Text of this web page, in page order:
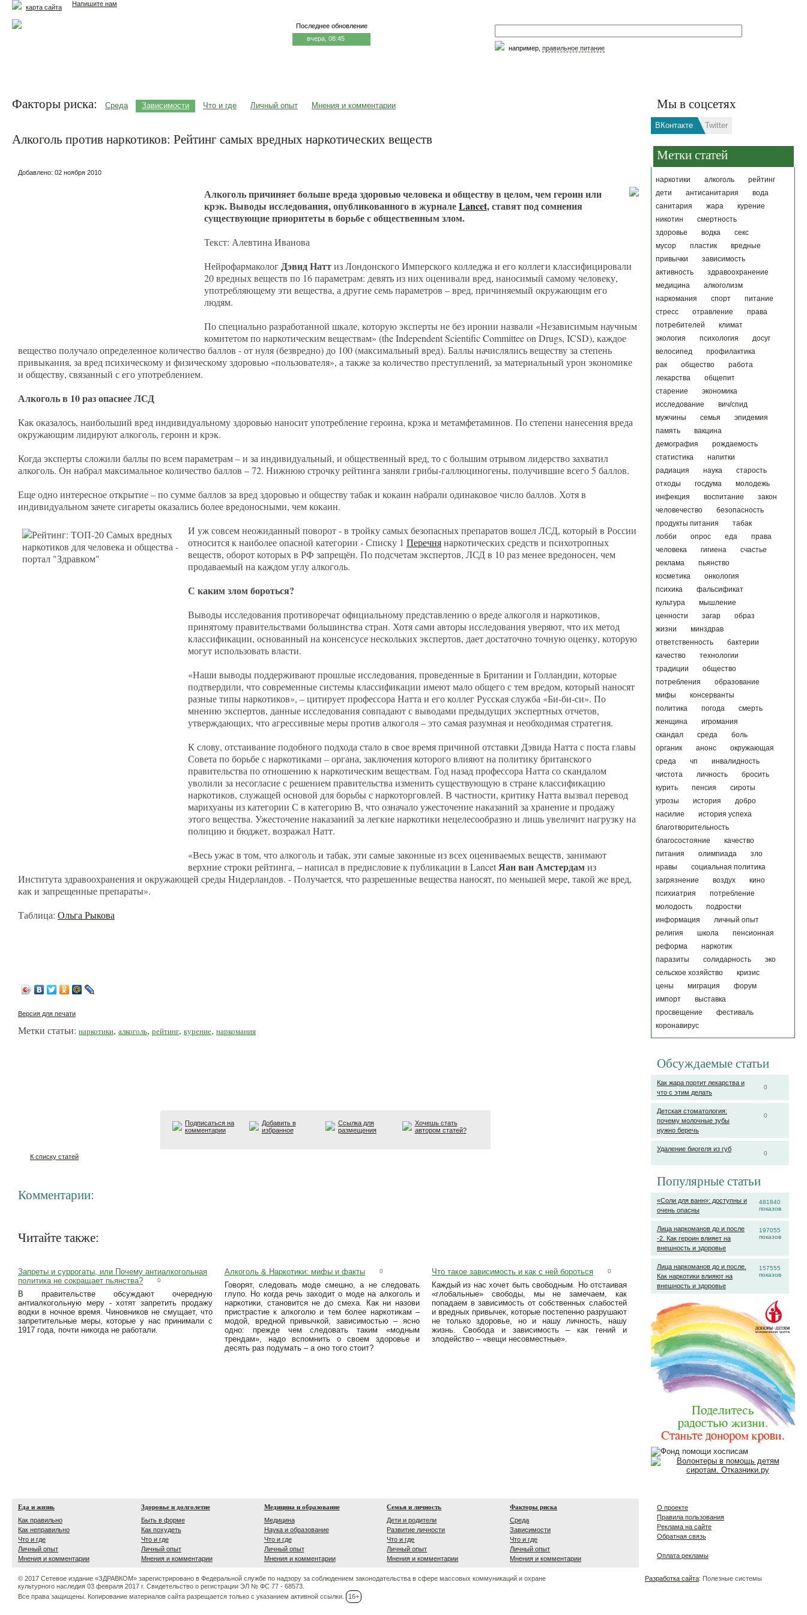
Напишите нам
например, правильное питание
карта сайта
Последнее обновление
вчера, 08:45
Мы в соцсетях
ВКонтакте Twitter
Метки статей
наркотики алкоголь
рейтинг
дети
антисанитария
вода
санитария
жара
курение
никотин
смертность
здоровье
водка
секс
мусор
пластик
вредные
привычки
зависимость
активность
здравоохранение
медицина
алкоголизм
наркомания
спорт
питание
стресс
отравление
права
потребителей
климат
экология
психология
досуг
велосипед
профилактика
рак
общество
работа
лекарства
общепит
старение
экономика
исследование
вич/спид
мужчины
семья
эпидемия
память
вакцина
демография
рождаемость
статистика
напитки
радиация
наука
старость
отходы
госдума
молодежь
инфекция
воспитание
закон
человечество
безопасность
продукты питания
табак
лобби
опрос еда
права
человека
гигиена
счастье
реклама
пьянство
косметика
онкология
психика
фальсификат
культура
мышление
ценности
загар
образ
жизни
минздрав
ответственность
бактерии
качество
технологии
традиции
общество
потребления
образование
мифы
консерванты
политика
погода
смерть
женщина
игромания
скандал
среда
боль
органик
анонс
окружающая
среда
чп
инвалидность
чистота
личность
бросить
курить
пенсия
сироты
угрозы
история
добро
насилие
история успеха
благотворительность
благосостояние
качество
питания
олимпиада
зло
нравы
социальная политика
загрязнение
воздух
кино
психиатрия
потребление
молодость
подростки
информация
личный опыт
религия
школа
пенсионная
реформа
наркотик
паразиты
солидарность
эко
сельское хозяйство
кризис
цены
миграция
форум
импорт
выставка
просвещение
фестиваль
коронавирус
Обсуждаемые статьи
0
Как жара портит лекарства и
что с этим делать
0
Детская стоматология:
почему молочные зубы
нужно беречь
0
Удаление биогеля из губ
Популярные статьи
481840
показов
«Соли для ванн»: доступны и
очень опасны
197055
показов
Лица наркоманов до и после
-2. Как героин влияет на
внешность и здоровье
157555
показов
Лица наркоманов до и после.
Как наркотики влияют на
внешность и здоровье
Факторы риска: Среда Зависимости Что и где Личный опыт Мнения и комментарии
Алкоголь против наркотиков: Рейтинг самых вредных наркотических веществ
Добавлено: 02 ноября 2010
Алкоголь причиняет больше вреда здоровью человека и обществу в целом, чем героин или
крэк. Выводы исследования, опубликованного в журналеLancet, ставят под сомнения
существующие приоритеты в борьбе с общественным злом.
Текст: Алевтина Иванова
НейрофармакологДэвид Наттиз Лондонского Имперского колледжа и его коллеги классифицировали
20 вредных веществ по 16 параметрам: девять из них оценивали вред, наносимый самому человеку,
употребляющему эти вещества, а другие семь параметров – вред, причиняемый окружающим его
людям.
По специально разработанной шкале, которую эксперты не без иронии назвали «Независимым научным
комитетом по наркотическим веществам» (the Independent Scientific Committee on Drugs, ICSD), каждое
вещество получало определенное количество баллов - от нуля (безвредно) до 100 (максимальный вред). Баллы начислялись веществу за степень
привыкания, за вред психическому и физическому здоровью «пользователя», а также за количество преступлений, за материальный урон экономике
и обществу, связанный с его употреблением.
Алкоголь в 10 раз опаснее ЛСД
Как оказалось, наибольший вред индивидуальному здоровью наносит употребление героина, крэка и метамфетаминов. По степени нанесения вреда
окружающим лидируют алкоголь, героин и крэк.
Когда эксперты сложили баллы по всем параметрам – и за индивидуальный, и общественный вред, то с большим отрывом лидерство захватил
алкоголь. Он набрал максимальное количество баллов – 72. Нижнюю строчку рейтинга заняли грибы-галлюциногены, получившие всего 5 баллов.
Еще одно интересное открытие – по сумме баллов за вред здоровью и обществу табак и кокаин набрали одинаковое число баллов. Хотя в
индивидуальном зачете сигареты оказались более вредоносными, чем кокаин.
И уж совсем неожиданный поворот - в тройку самых безопасных препаратов вошел ЛСД, который в России
относится к наиболее опасной категории - Списку 1 Перечнянаркотических средств и психотропных
веществ, оборот которых в РФ запрещён. По подсчетам экспертов, ЛСД в 10 раз менее вредоносен, чем
продаваемый на каждом углу алкоголь.
С каким злом бороться?
Выводы исследования противоречат официальному представлению о вреде алкоголя и наркотиков,
принятому правительствами большинства стран. Хотя сами авторы исследования уверяют, что их метод
классификации, основанный на консенсусе нескольких экспертов, дает достаточно точную оценку, которую
могут использовать власти.
«Наши выводы поддерживают прошлые исследования, проведенные в Британии и Голландии, которые
подтвердили, что современные системы классификации имеют мало общего с тем вредом, который наносят
разные типы наркотиков», – цитирует профессора Натта и его коллег Русская служба «Би-би-си». По
мнению экспертов, данные исследования совпадают с выводами предыдущих экспертных отчетов,
утверждающих, что агрессивные меры против алкоголя – это самая разумная и необходимая стратегия.
К слову, отстаивание подобного подхода стало в свое время причиной отставки Дэвида Натта с поста главы
Совета по борьбе с наркотиками – органа, заключения которого влияют на политику британского
правительства по отношению к наркотическим веществам. Год назад профессора Натта со скандалом
уволили за несогласие с решением правительства изменить существующую в стране классификацию
наркотиков, служащей основой для борьбы с наркоторговлей. В частности, критику Натта вызвал перевод
марихуаны из категории С в категорию В, что означало ужесточение наказаний за хранение и продажу
этого вещества. Ужесточение наказаний за легкие наркотики нецелесообразно и лишь увеличит нагрузку на
полицию и бюджет, возражал Натт.
«Весь ужас в том, что алкоголь и табак, эти самые законные из всех оцениваемых веществ, занимают
верхние строки рейтинга, – написал в предисловие к публикации в LancetЯан ван Амстердамиз
Института здравоохранения и окружающей среды Нидерландов. - Получается, что разрешенные вещества наносят, по меньшей мере, такой же вред,
как и запрещенные препараты».
Таблица: Ольга Рыкова
Версия для печати
Метки статьи: наркотики, алкоголь, рейтинг, курение, наркомания
Подписаться на
комментарии
Добавить в
избранное
Ссылка для
размещения
Хочешь стать
автором статей?
К списку статей
Комментарии:
Читайте также:
Запреты и суррогаты, или Почему антиалкогольная
политика не сокращает пьянства?
0
В правительстве обсуждают очередную
антиалкогольную меру - хотят запретить продажу
водки в ночное время. Чиновников не смущает, что
запретительные меры, которые у нас принимали с
1917 года, почти никогда не работали.
Алкоголь & Наркотики: мифы и факты 0
Говорят, следовать моде смешно, а не следовать
глупо. Но когда речь заходит о моде на алкоголь и
наркотики, становится не до смеха. Как ни назови
пристрастие к алкоголю и тем более наркотикам –
модой, вредной привычкой, зависимостью – ясно
одно: прежде чем следовать таким «модным
трендам», надо вспомнить о своем здоровье и
десять раз подумать – а оно того стоит?
Что такое зависимость и как с ней бороться 0
Каждый из нас хочет быть свободным. Но отстаивая
«глобальные» свободы, мы не замечаем, как
попадаем в зависимость от собственных слабостей
и вредных привычек, которые постепенно разрушают
не только здоровье, но и нашу личность, нашу
жизнь. Свобода и зависимость – как гений и
злодейство – «вещи несовместные».
О проекте
Правила пользования
Реклама на сайте
Обратная связь
Оплата рекламы
Еда и жизнь
Как правильно
Как неправильно
Что и где
Личный опыт
Мнения и комментарии
Здоровье и долголетие
Быть в форме
Как похудеть
Что и где
Личный опыт
Мнения и комментарии
Медицина и образование
Медицина
Наука и образование
Что и где
Личный опыт
Мнения и комментарии
Семья и личность
Дети и родители
Развитие личности
Что и где
Личный опыт
Мнения и комментарии
Факторы риска
Среда
Зависимости
Что и где
Личный опыт
Мнения и комментарии
Разработка сайта: Полезные системы
© 2017 Сетевое издание «ЗДРАВКОМ» зарегистрировано в Федеральной службе по надзору за соблюдением законодательства в сфере массовых коммуникаций и охране
культурного наследия 03 февраля 2017 г. Свидетельство о регистрации ЭЛ № ФС 77 - 68573.
Все права защищены. Копирование материалов сайта разрещается только с указанием активной ссылки.
16+